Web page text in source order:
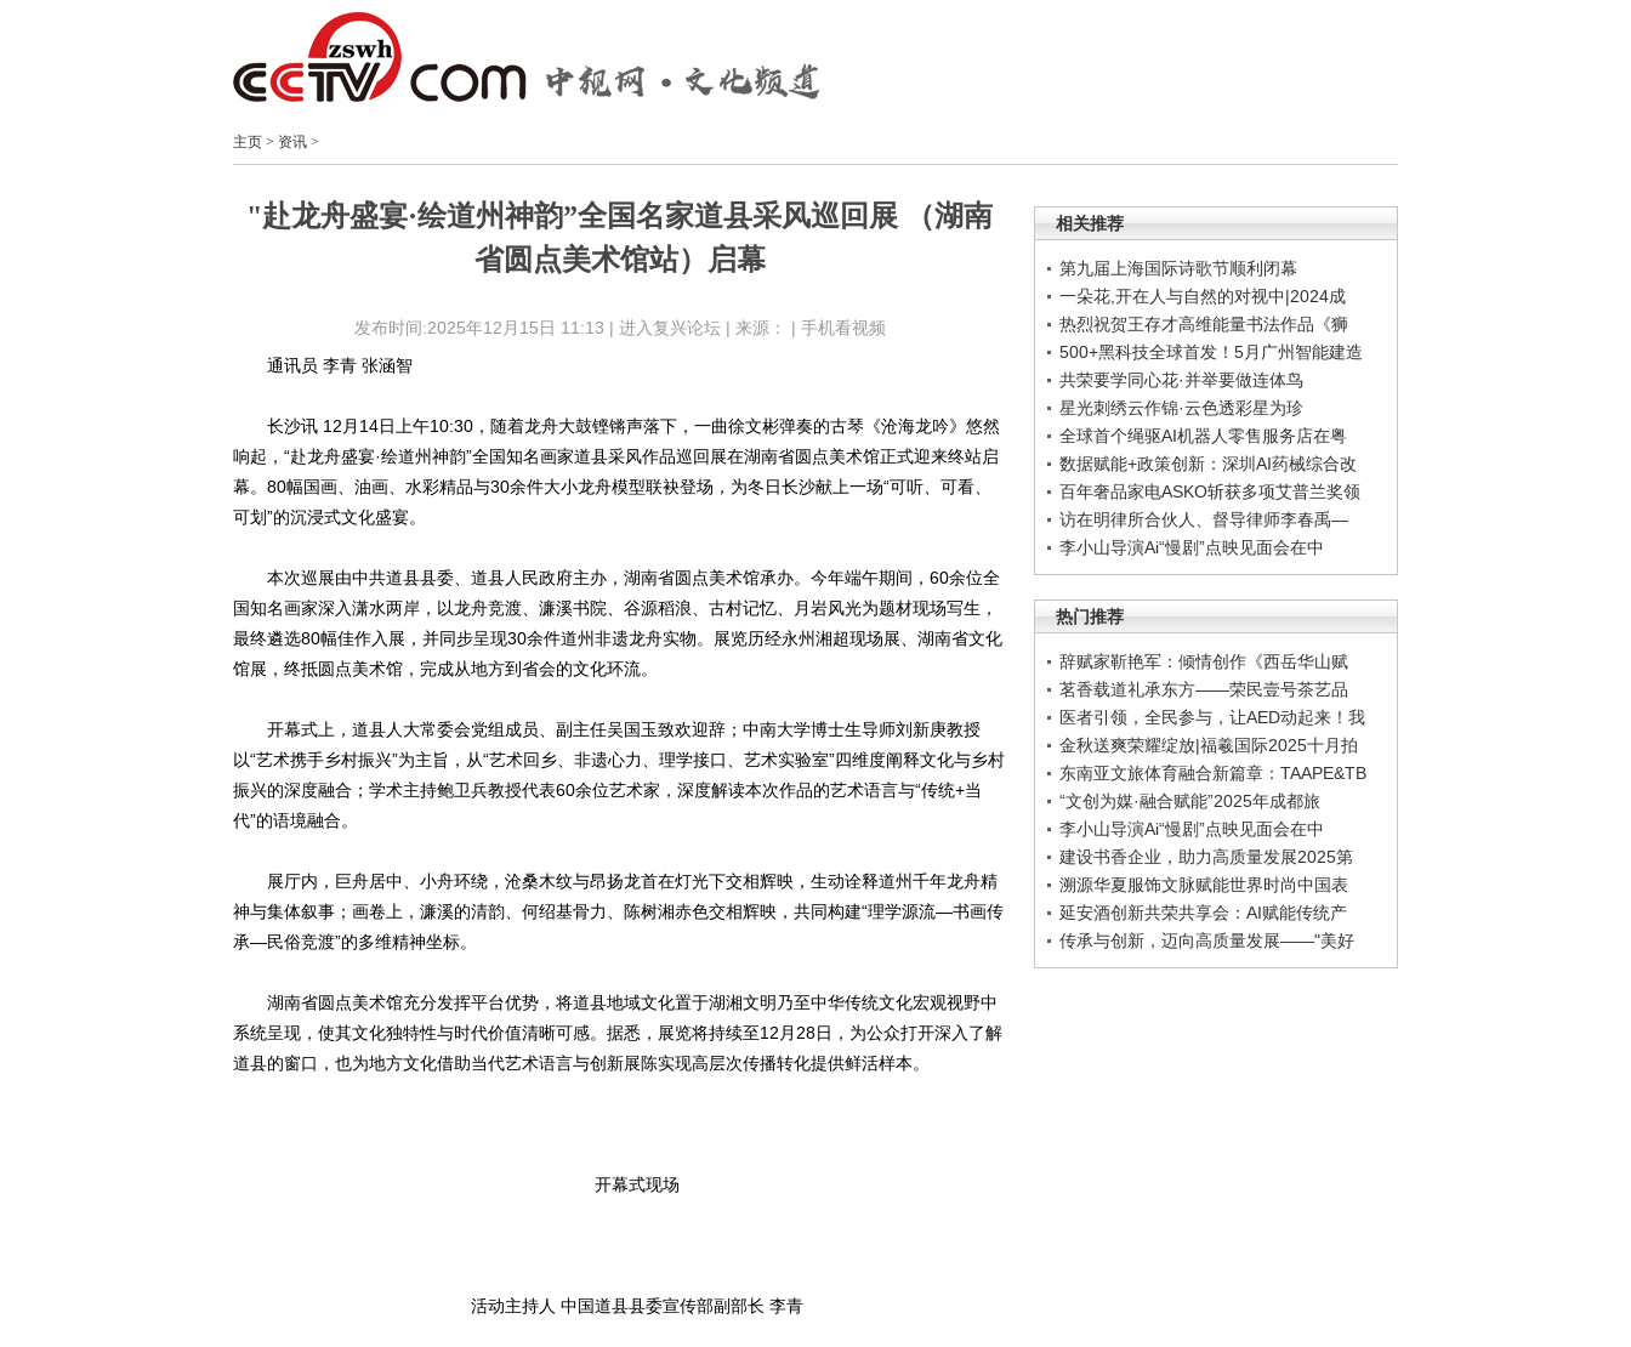
主页 > 资讯 >
"赴龙舟盛宴·绘道州神韵”全国名家道县采风巡回展 （湖南
省圆点美术馆站）启幕
发布时间:2025年12月15日 11:13 | 进入复兴论坛| 来源： | 手机看视频
相关推荐
第九届上海国际诗歌节顺利闭幕
一朵花,开在人与自然的对视中|2024成
热烈祝贺王存才高维能量书法作品《狮
500+黑科技全球首发！5月广州智能建造
共荣要学同心花·并举要做连体鸟
星光刺绣云作锦·云色透彩星为珍
全球首个绳驱AI机器人零售服务店在粤
数据赋能+政策创新：深圳AI药械综合改
百年奢品家电ASKO斩获多项艾普兰奖领
访在明律所合伙人、督导律师李春禹—
李小山导演Ai“慢剧”点映见面会在中
热门推荐
辞赋家靳艳军：倾情创作《西岳华山赋
茗香载道礼承东方——荣民壹号茶艺品
医者引领，全民参与，让AED动起来！我
金秋送爽荣耀绽放|福羲国际2025十月拍
东南亚文旅体育融合新篇章：TAAPE&TB
“文创为媒·融合赋能”2025年成都旅
李小山导演Ai“慢剧”点映见面会在中
建设书香企业，助力高质量发展2025第
溯源华夏服饰文脉赋能世界时尚中国表
延安酒创新共荣共享会：AI赋能传统产
传承与创新，迈向高质量发展——"美好
通讯员 李青 张涵智
长沙讯 12月14日上午10:30，随着龙舟大鼓铿锵声落下，一曲徐文彬弹奏的古琴《沧海龙吟》悠然
响起，“赴龙舟盛宴·绘道州神韵”全国知名画家道县采风作品巡回展在湖南省圆点美术馆正式迎来终站启
幕。80幅国画、油画、水彩精品与30余件大小龙舟模型联袂登场，为冬日长沙献上一场“可听、可看、
可划”的沉浸式文化盛宴。
本次巡展由中共道县县委、道县人民政府主办，湖南省圆点美术馆承办。今年端午期间，60余位全
国知名画家深入潇水两岸，以龙舟竞渡、濂溪书院、谷源稻浪、古村记忆、月岩风光为题材现场写生，
最终遴选80幅佳作入展，并同步呈现30余件道州非遗龙舟实物。展览历经永州湘超现场展、湖南省文化
馆展，终抵圆点美术馆，完成从地方到省会的文化环流。
开幕式上，道县人大常委会党组成员、副主任吴国玉致欢迎辞；中南大学博士生导师刘新庚教授
以“艺术携手乡村振兴”为主旨，从“艺术回乡、非遗心力、理学接口、艺术实验室”四维度阐释文化与乡村
振兴的深度融合；学术主持鲍卫兵教授代表60余位艺术家，深度解读本次作品的艺术语言与“传统+当
代”的语境融合。
展厅内，巨舟居中、小舟环绕，沧桑木纹与昂扬龙首在灯光下交相辉映，生动诠释道州千年龙舟精
神与集体叙事；画卷上，濂溪的清韵、何绍基骨力、陈树湘赤色交相辉映，共同构建“理学源流—书画传
承—民俗竞渡”的多维精神坐标。
湖南省圆点美术馆充分发挥平台优势，将道县地域文化置于湖湘文明乃至中华传统文化宏观视野中
系统呈现，使其文化独特性与时代价值清晰可感。据悉，展览将持续至12月28日，为公众打开深入了解
道县的窗口，也为地方文化借助当代艺术语言与创新展陈实现高层次传播转化提供鲜活样本。
开幕式现场
活动主持人 中国道县县委宣传部副部长 李青